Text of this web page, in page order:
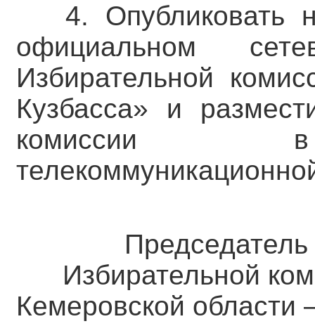
4. Опубликовать
официальном
Избирательной
Кузбасса» и
комиссии в
Председатель
Избирательной
Кемеровской